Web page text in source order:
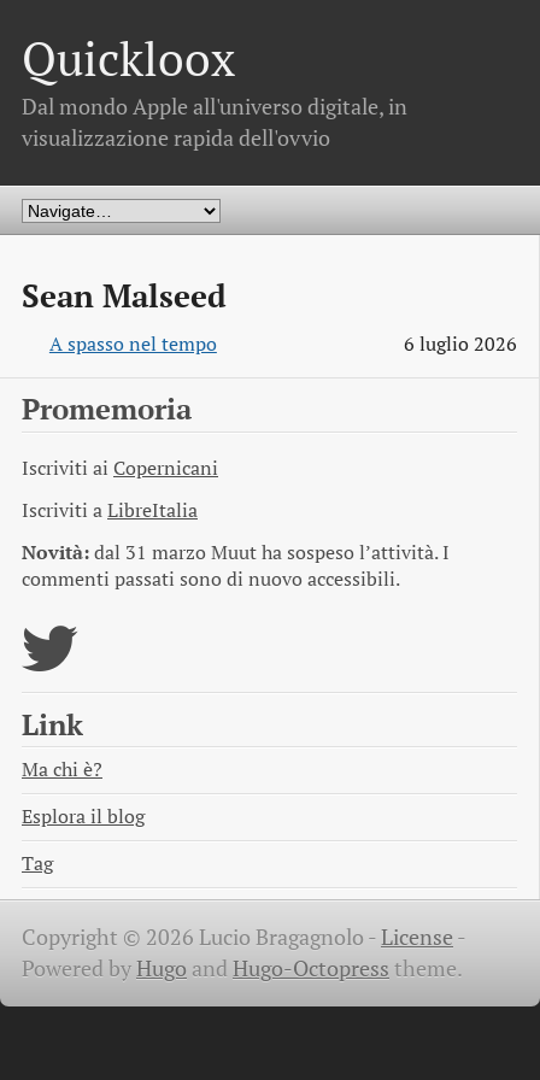
Quickloox
Dal mondo Apple all'universo digitale, in
visualizzazione rapida dell'ovvio
Sean Malseed
A spasso nel tempo 6 luglio 2026
Promemoria
Iscriviti ai Copernicani
Iscriviti aLibreItalia
Novità:dal 31 marzo Muut ha sospeso l’attività. I
commenti passati sono di nuovo accessibili.
Link
Ma chi è?
Esplora il blog
Tag
Copyright © 2026 Lucio Bragagnolo -License -
Powered byHugo and Hugo-Octopress theme.